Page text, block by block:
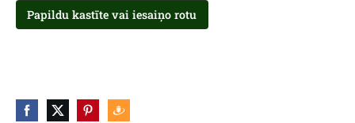
Papildu kastīte vai iesaiņo rotu